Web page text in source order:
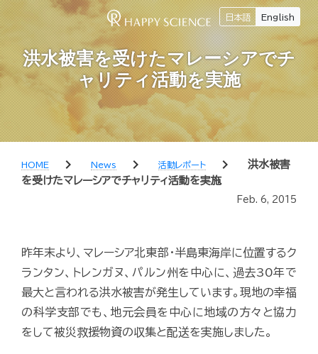
日本語 English
洪水被害を受けたマレーシアでチ
ャリティ活動を実施
HOME chevron_right News chevron_right 活動レポート chevron_right
洪水被害
を受けたマレーシアでチャリティ活動を実施
Feb. 6, 2015
昨年末より、マレーシア北東部・半島東海岸に位置するク
ランタン、トレンガヌ、パルン州を中心に、過去30年で
最大と言われる洪水被害が発生しています。現地の幸福
の科学支部でも、地元会員を中心に地域の方々と協力
をして被災救援物資の収集と配送を実施しました。